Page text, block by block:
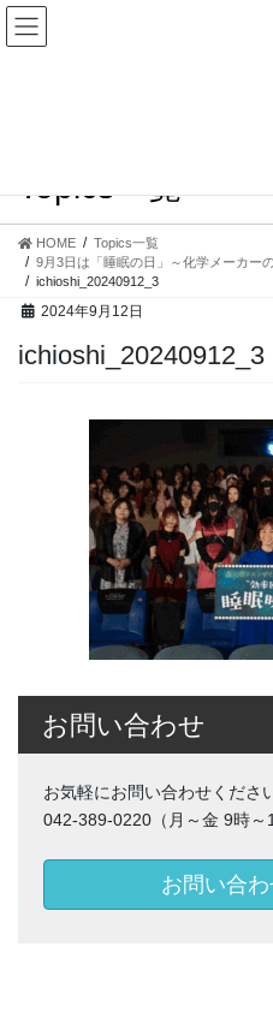
コ
ン
プ
ナ
ビ
動
Topics一覧
HOME
Topics一覧
9月3日は「睡眠の日」～化学メーカー
ichioshi_20240912_3
2024年9月12日
ichioshi_20240912_3
お問い合わせ
お気軽にお問い合わせくださ
042-389-0220（月～金 9時～
お問い合